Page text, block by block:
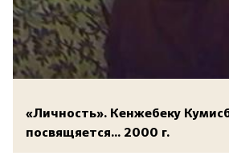
«Личность». Кенжебеку
посвящяется... 2000 г.